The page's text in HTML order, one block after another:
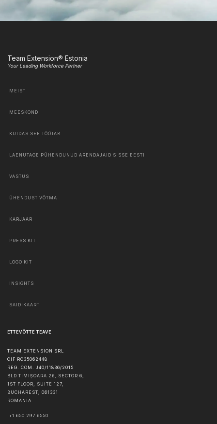
Team Extension® Estonia
Your Leading Workforce Partner
MEIST
MEESKOND
KUIDAS SEE TÖÖTAB
LAENUTAGE PÜHENDUNUD ARENDAJAID SISSE EESTI
VASTUS
ÜHENDUST VÕTMA
KARJÄÄR
PRESS KIT
LOGO KIT
INSIGHTS
SAIDIKAART
ETTEVÕTTE TEAVE
TEAM EXTENSION SRL
CIF RO35062448
REG. COM. J40/11836/2015
BLD TIMIȘOARA 26, SECTOR 6,
1ST FLOOR, SUITE 127,
BUCHAREST, 061331
ROMANIA
+1 650 297 6550